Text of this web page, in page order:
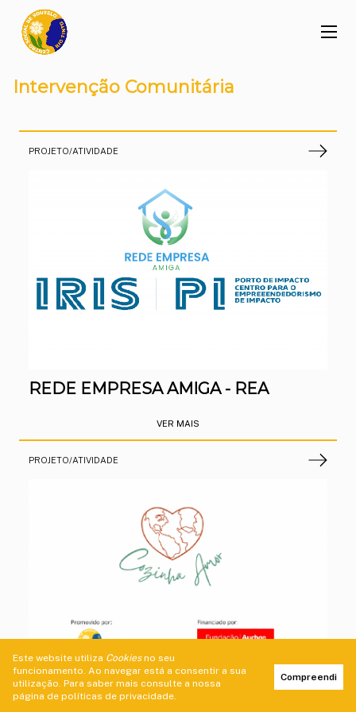
Este website utiliza Cookiesno seu
funcionamento. Ao navegar está a consentir a sua
utilização. Para saber mais consulte a nossa
página de políticas de privacidade.
Compreendi